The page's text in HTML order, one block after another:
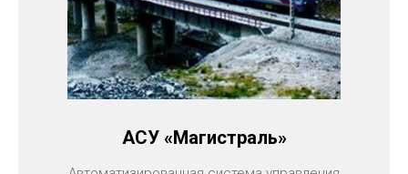
АСУ «Магистраль»